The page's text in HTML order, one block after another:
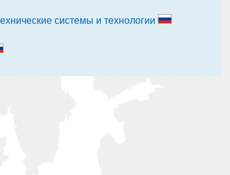
системы и технологии